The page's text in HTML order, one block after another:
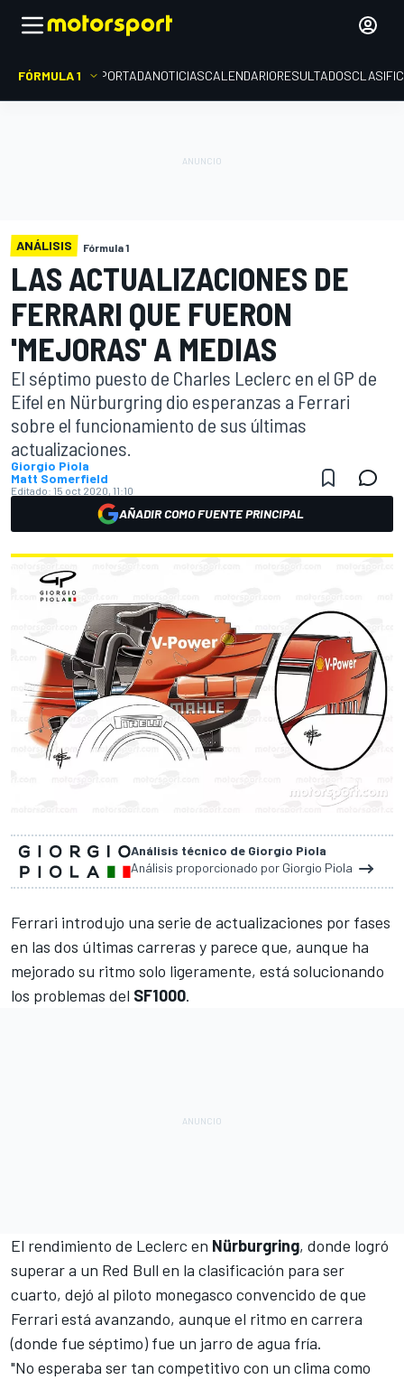
FÓRMULA 1 PORTADANOTICIASCALENDARIORESULTADOS
ANÁLISIS Fórmula 1
LAS ACTUALIZACIONES DE
FERRARI QUE FUERON
'MEJORAS' A MEDIAS
El séptimo puesto de Charles Leclerc en el GP de
Eifel en Nürburgring dio esperanzas a Ferrari
sobre el funcionamiento de sus últimas
actualizaciones.
Giorgio Piola
Matt Somerfield
Editado: 15 oct 2020, 11:10
AÑADIR COMO FUENTE PRINCIPAL
Análisis técnico de Giorgio Piola
Análisis proporcionado por Giorgio Piola
Ferrari introdujo una serie de actualizaciones por fases
en las dos últimas carreras y parece que, aunque ha
mejorado su ritmo solo ligeramente, está solucionando
los problemas del SF1000.
El rendimiento de Leclerc en Nürburgring, donde logró
superar a un Red Bull en la clasificación para ser
cuarto, dejó al piloto monegasco convencido de que
Ferrari está avanzando, aunque el ritmo en carrera
(donde fue séptimo) fue un jarro de agua fría.
"No esperaba ser tan competitivo con un clima como